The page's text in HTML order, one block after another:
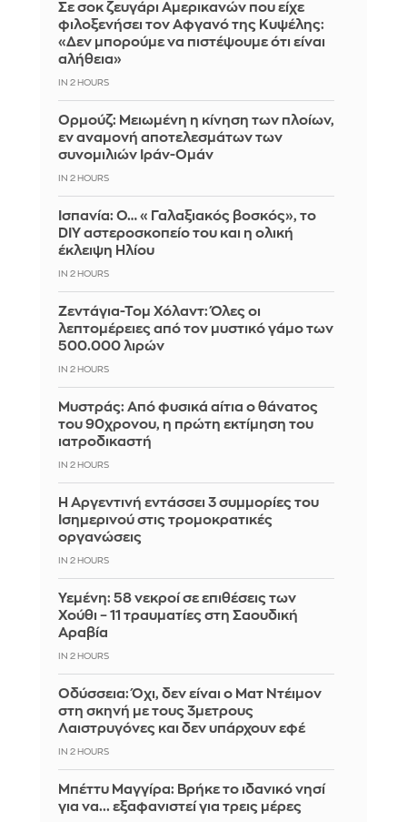
Σε σοκ ζευγάρι Αμερικανών που είχε
φιλοξενήσει τον Αφγανό της Κυψέλης:
«Δεν μπορούμε να πιστέψουμε ότι είναι
αλήθεια»
IN 2 HOURS
Ορμούζ: Μειωμένη η κίνηση των πλοίων,
εν αναμονή αποτελεσμάτων των
συνομιλιών Ιράν-Ομάν
IN 2 HOURS
Ισπανία: Ο… «Γαλαξιακός βοσκός», το
DIY αστεροσκοπείο του και η ολική
έκλειψη Ηλίου
IN 2 HOURS
Ζεντάγια-Τομ Χόλαντ: Όλες οι
λεπτομέρειες από τον μυστικό γάμο των
500.000 λιρών
IN 2 HOURS
Μυστράς: Από φυσικά αίτια ο θάνατος
του 90χρονου, η πρώτη εκτίμηση του
ιατροδικαστή
IN 2 HOURS
Η Αργεντινή εντάσσει 3 συμμορίες του
Ισημερινού στις τρομοκρατικές
οργανώσεις
IN 2 HOURS
Υεμένη: 58 νεκροί σε επιθέσεις των
Χούθι – 11 τραυματίες στη Σαουδική
Αραβία
IN 2 HOURS
Οδύσσεια: Όχι, δεν είναι ο Ματ Ντέιμον
στη σκηνή με τους 3μετρους
Λαιστρυγόνες και δεν υπάρχουν εφέ
IN 2 HOURS
Μπέττυ Μαγγίρα: Βρήκε το ιδανικό νησί
για να... εξαφανιστεί για τρεις μέρες